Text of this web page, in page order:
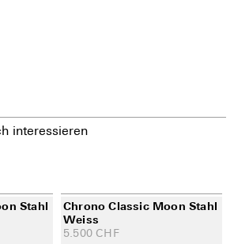
interessieren
Stahl
Chrono Classic Moon Stahl
Weiss
5.500 CHF